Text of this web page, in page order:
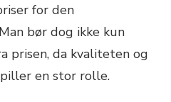
for den
bør dog ikke kun
prisen, da kvaliteten og
en stor rolle.